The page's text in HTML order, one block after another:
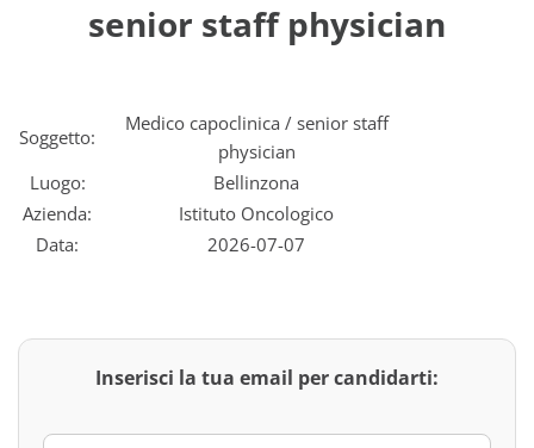
senior staff physician
Soggetto:
Medico capoclinica / senior staff
physician
Luogo:
Bellinzona
Azienda:
Istituto Oncologico
Data:
2026-07-07
Inserisci la tua email per candidarti: